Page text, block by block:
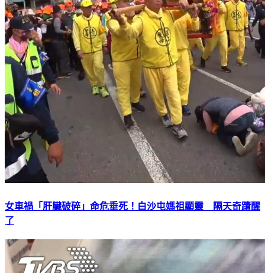
女車禍「肝臟破碎」命危垂死！白沙屯媽祖顯靈 隔天奇蹟醒
了